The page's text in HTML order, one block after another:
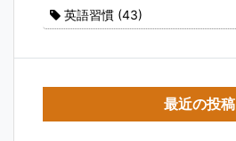
英語習慣 (43)
最近の投稿